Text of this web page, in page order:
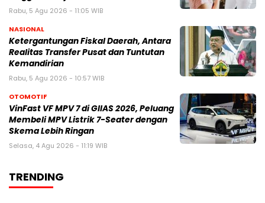
Rabu, 5 Agu 2026 - 11:05 WIB
NASIONAL
Ketergantungan Fiskal Daerah, Antara
Realitas Transfer Pusat dan Tuntutan
Kemandirian
Rabu, 5 Agu 2026 - 10:57 WIB
OTOMOTIF
VinFast VF MPV 7 di GIIAS 2026, Peluang
Membeli MPV Listrik 7-Seater dengan
Skema Lebih Ringan
Selasa, 4 Agu 2026 - 11:19 WIB
TRENDING